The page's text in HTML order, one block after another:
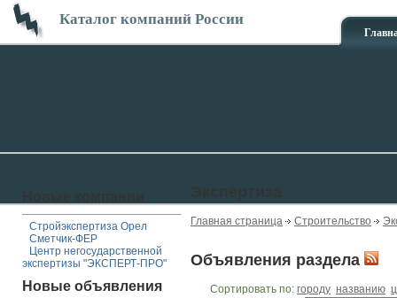
Каталог компаний России
Стройэкспертиза Орел
Сметчик-ФЕР
Центр негосударственной
экспертизы "ЭКСПЕРТ-ПРО"
Новые объявления
Главная страница Строительство
Объявления раздела
Сортировать по: городу названию